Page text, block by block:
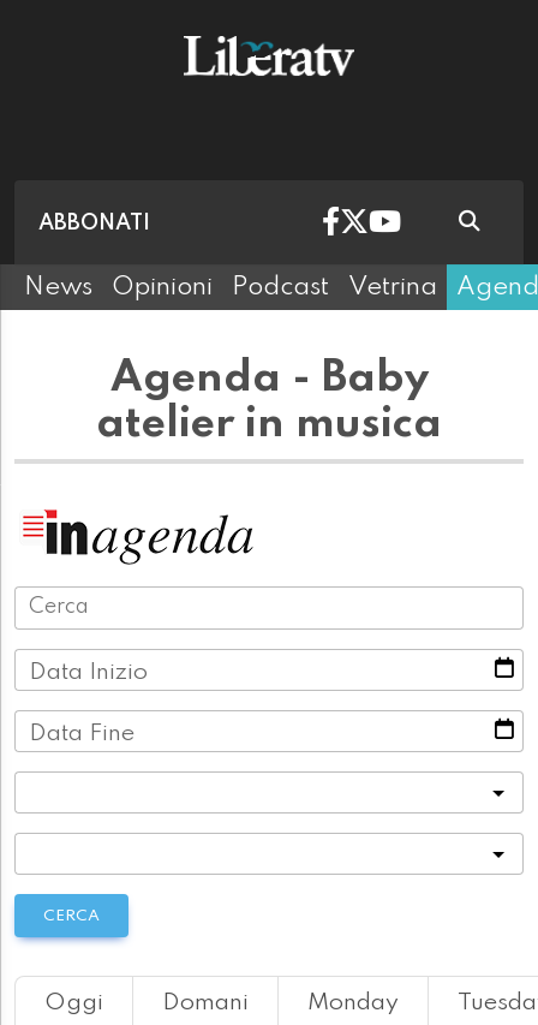
ABBONATI
News Opinioni Podcast Vetrina
Agenda - Baby
atelier in musica
Data Inizio
Data Fine
CERCA
Oggi Domani
Monday